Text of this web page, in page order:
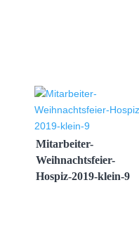
Mitarbeiter-
Weihnachtsfeier-
Hospiz-2019-klein-9